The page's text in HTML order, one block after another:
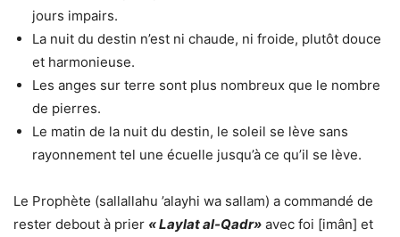
jours impairs.
La nuit du destin n’est ni chaude, ni froide, plutôt douce
et harmonieuse.
Les anges sur terre sont plus nombreux que le nombre
de pierres.
Le matin de la nuit du destin, le soleil se lève sans
rayonnement tel une écuelle jusqu’à ce qu’il se lève.
Le Prophète (sallallahu ’alayhi wa sallam) a commandé de
rester debout à prier « Laylat al-Qadr» avec foi [imân] et